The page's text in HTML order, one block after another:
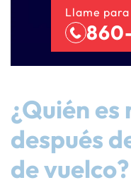
Llame
¿Quién
después
de vuelco?